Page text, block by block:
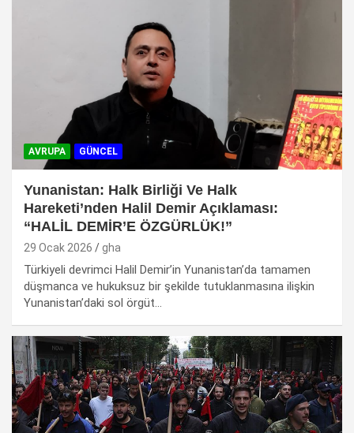
AVRUPA GÜNCEL
Yunanistan: Halk Birliği Ve Halk
Hareketi’nden Halil Demir Açıklaması:
“HALİL DEMİR’E ÖZGÜRLÜK!”
29 Ocak 2026 gha
Türkiyeli devrimci Halil Demir’in Yunanistan’da tamamen
düşmanca ve hukuksuz bir şekilde tutuklanmasına ilişkin
Yunanistan’daki sol örgüt…